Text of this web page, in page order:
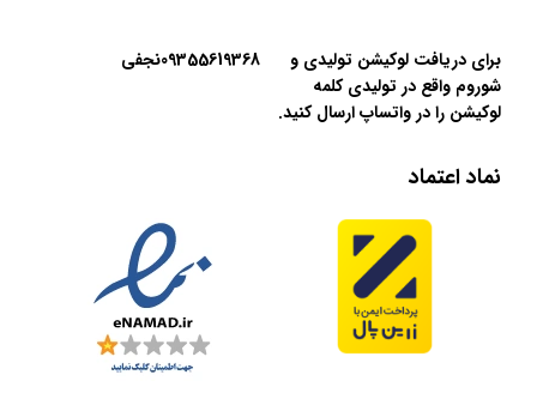
برای دریافت لوکیشن تولیدی و
شوروم واقع در تولیدی کلمه
لوکیشن را در واتساپ ارسال کنید.
09355619368نجفی
نماد اعتماد